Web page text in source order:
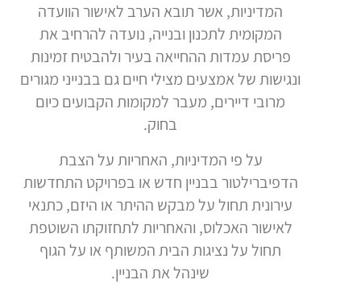
המדיניות, אשר תובא הערב לאישור הוועדה
המקומית לתכנון ובנייה, נועדה להרחיב את
פריסת עמדות ההחייאה בעיר ולהבטיח זמינות
ונגישות של אמצעים מצילי חיים גם בבנייני מגורים
מרובי דיירים, מעבר למקומות הקבועים כיום
בחוק.
על פי המדיניות, האחריות על הצבת
הדפיברילטור בבניין חדש או בפרויקט התחדשות
עירונית תחול על מבקש ההיתר או היזם, כתנאי
לאישור האכלוס, והאחריות לתחזוקתו השוטפת
תחול על נציגות הבית המשותף או על הגוף
שינהל את הבניין.